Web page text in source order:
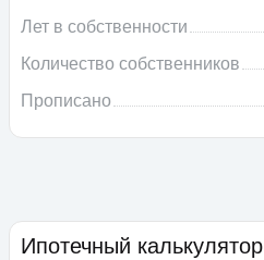
Лет в собственности
Количество собственников
Прописано
Ипотечный калькулятор